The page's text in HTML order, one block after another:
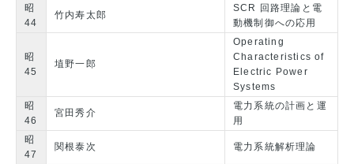
昭
44
竹内寿太郎
SCR 回路理論と電
動機制御への応用
昭
45
埴野一郎
Operating
Characteristics of
Electric Power
Systems
昭
46
宮田秀介
電力系統の計画と運
用
昭
47
関根泰次 電力系統解析理論